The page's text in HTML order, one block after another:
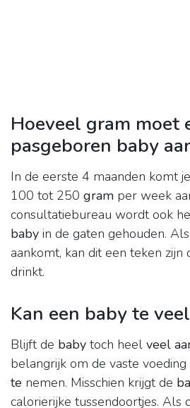
Hoeveel gram moet
pasgeboren baby
In de eerste 4 maanden komt je
100 tot 250 gram per week
consultatiebureau wordt ook
baby in de gaten gehouden.
aankomt, kan dit een teken zijn
drinkt.
Kan een baby te
Blijft de baby toch heel veel
belangrijk om de vaste
te nemen. Misschien krijgt de
calorierijke tussendoortjes. Als